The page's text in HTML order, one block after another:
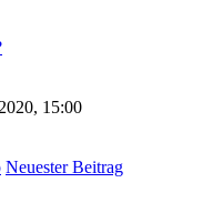
15:00
Neuester Beitrag